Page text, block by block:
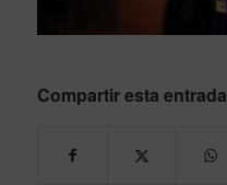
Compartir esta entrada